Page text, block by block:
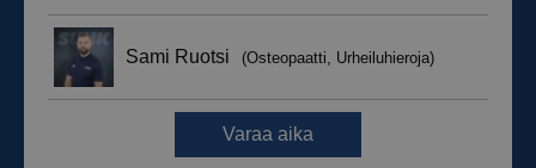
Kohdentavat Toiminnalliset
Luokittelemattomat